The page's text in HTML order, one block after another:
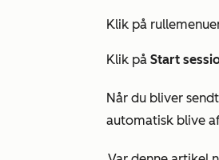
Klik på
Klik på Start
Når du bliver
automatisk blive